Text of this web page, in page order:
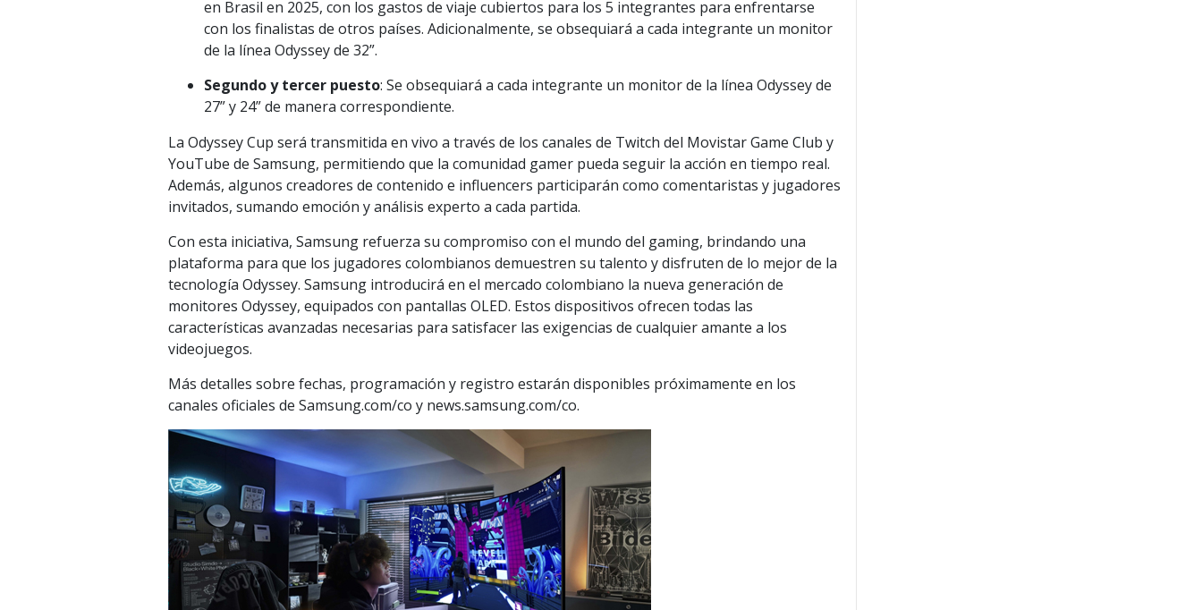
en Brasil en 2025, con los gastos de viaje cubiertos para los 5 integrantes para enfrentarse
con los finalistas de otros países. Adicionalmente, se obsequiará a cada integrante un monitor
de la línea Odyssey de 32”.
Segundo y tercer puesto: Se obsequiará a cada integrante un monitor de la línea Odyssey de
27” y 24” de manera correspondiente.
La Odyssey Cup será transmitida en vivo a través de los canales de Twitch del Movistar Game Club y
YouTube de Samsung, permitiendo que la comunidad gamer pueda seguir la acción en tiempo real.
Además, algunos creadores de contenido e influencers participarán como comentaristas y jugadores
invitados, sumando emoción y análisis experto a cada partida.
Con esta iniciativa, Samsung refuerza su compromiso con el mundo del gaming, brindando una
plataforma para que los jugadores colombianos demuestren su talento y disfruten de lo mejor de la
tecnología Odyssey. Samsung introducirá en el mercado colombiano la nueva generación de
monitores Odyssey, equipados con pantallas OLED. Estos dispositivos ofrecen todas las
características avanzadas necesarias para satisfacer las exigencias de cualquier amante a los
videojuegos.
Más detalles sobre fechas, programación y registro estarán disponibles próximamente en los
canales oficiales de Samsung.com/co y news.samsung.com/co.